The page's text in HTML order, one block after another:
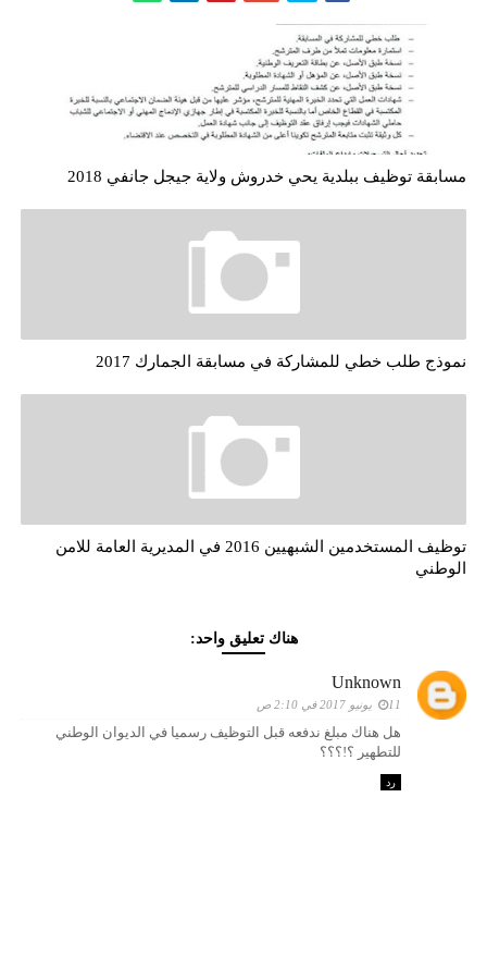
مسابقة توظيف ببلدية يحي خدروش ولاية جيجل جانفي 2018
نموذج طلب خطي للمشاركة في مسابقة الجمارك 2017
توظيف المستخدمين الشبهيين 2016 في المديرية العامة للامن
الوطني
هناك تعليق واحد:
Unknown
11 يونيو 2017 في 2:10 ص
هل هناك مبلغ ندفعه قبل التوظيف رسميا في الديوان الوطني
للتطهير ؟!؟؟؟
رد